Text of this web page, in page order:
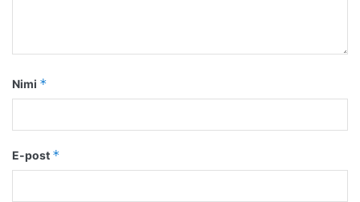
Nimi *
E-post *